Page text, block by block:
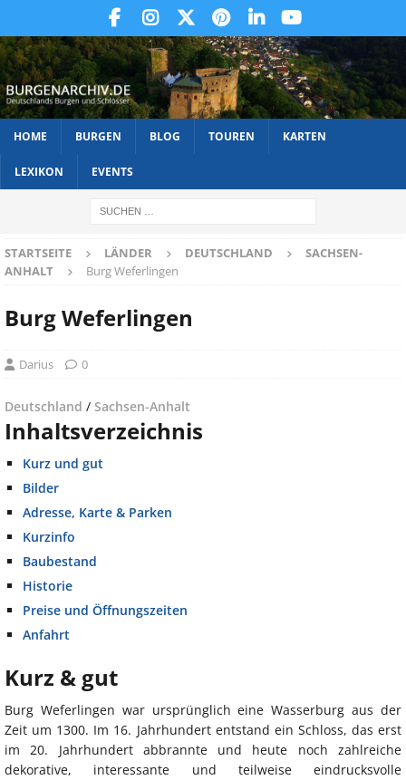
HOME BURGEN BLOG TOUREN KARTEN
LEXIKON EVENTS
STARTSEITE LÄNDER DEUTSCHLAND
SACHSEN-
ANHALT
Burg Weferlingen
Burg Weferlingen
Darius 0
Deutschland / Sachsen-Anhalt
Inhaltsverzeichnis
Kurz und gut
Bilder
Adresse, Karte & Parken
Kurzinfo
Baubestand
Historie
Preise und Öffnungszeiten
Anfahrt
Kurz & gut
Burg Weferlingen war ursprünglich eine Wasserburg aus der
Zeit um 1300. Im 16. Jahrhundert entstand ein Schloss, das erst
im 20. Jahrhundert abbrannte und heute noch zahlreiche
dekorative, interessante und teilweise eindrucksvolle